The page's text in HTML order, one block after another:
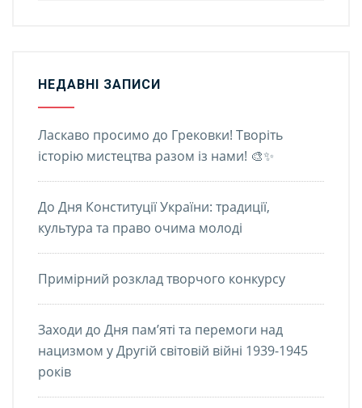
НЕДАВНІ ЗАПИСИ
Ласкаво просимо до Грековки! Творіть
історію мистецтва разом із нами! 🎨✨
До Дня Конституції України: традиції,
культура та право очима молоді
Примірний розклад творчого конкурсу
Заходи до Дня пам’яті та перемоги над
нацизмом у Другій світовій війні 1939-1945
років